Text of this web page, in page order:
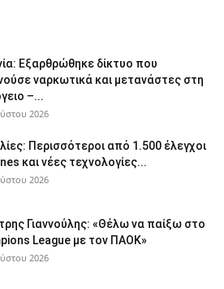
Εξαρθρώθηκε δίκτυο που
ναρκωτικά και μετανάστες στη
–...
2026
Περισσότεροι από 1.500 έλεγχοι
και νέες τεχνολογίες...
2026
Γιαννούλης: «Θέλω να παίξω στο
League με τον ΠΑΟΚ»
2026